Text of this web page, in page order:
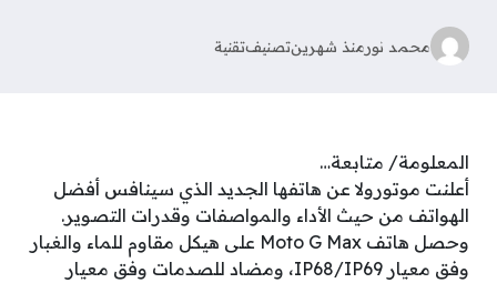
محمد نورمنذ شهرينتصنيفتقنية
المعلومة/ متابعة…
أعلنت موتورولا عن هاتفها الجديد الذي سينافس أفضل
الهواتف من حيث الأداء والمواصفات وقدرات التصوير.
وحصل هاتف Moto G Max على هيكل مقاوم للماء والغبار
وفق معيار IP68/IP69، ومضاد للصدمات وفق معيار